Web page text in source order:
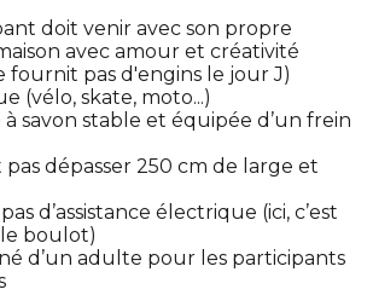
doit venir avec son propre
avec amour et créativité
fournit pas d'engins le jour J)
(vélo, skate, moto...)
à savon stable et équipée d’un frein
pas dépasser 250 cm de large et
d’assistance électrique (ici, c’est
boulot)
d’un adulte pour les participants